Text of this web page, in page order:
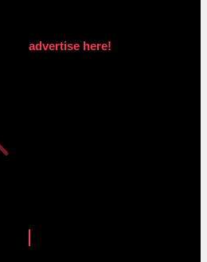
advertise here!